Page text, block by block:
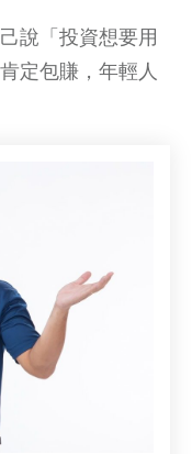
說「投資想要用
定包賺，年輕人